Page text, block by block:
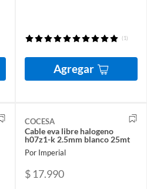
(1)
Agregar
COCESA
Cable eva libre halogeno
h07z1-k 2.5mm blanco 25mt
Por Imperial
$ 17.990